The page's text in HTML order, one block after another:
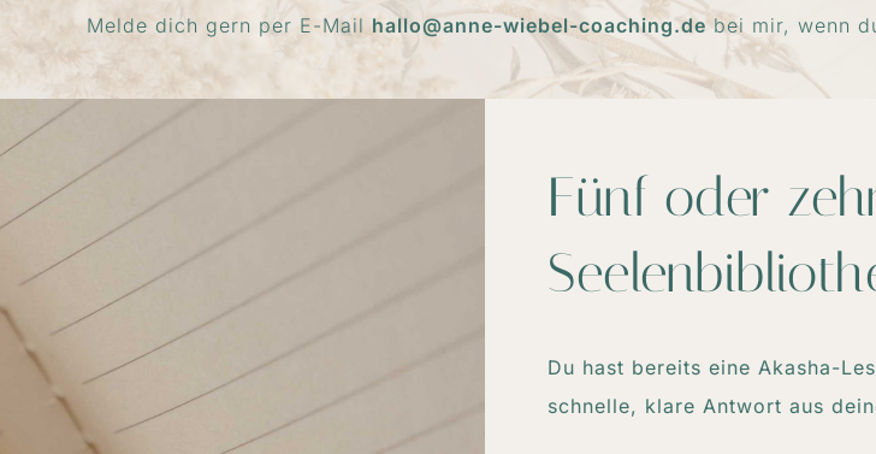
Melde dich gern per E-Mail hallo@anne-wiebel-coaching.debei mir, wenn
Fünf oder
Du hast bereits eine Akasha-
schnelle, klare Antwort aus